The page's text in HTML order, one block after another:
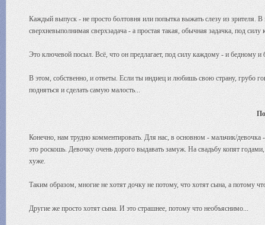
Каждый выпуск - не просто болтовня или попытка выжать слезу из зрителя.
сверхневыполнимая сверхзадача - а простая такая, обычная задачка, под силу
Это ключевой посыл. Всё, что он предлагает, под силу каждому - и бедному
В этом, собственно, и ответы. Если ты индиец и любишь свою страну, грубо
подняться и сделать самую малость...
Конечно, нам трудно комментировать. Для нас, в основном - мальчик/
это роскошь. Девочку очень дорого выдавать замуж. На свадьбу копят
хуже.
Таким образом, многие не хотят дочку не потому, что хотят сына, а потому
Другие же просто хотят сына. И это страшнее, потому что необъяснимо...